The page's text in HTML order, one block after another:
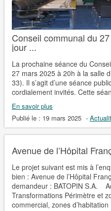
Conseil communal du
jour ...
La prochaine séance du
27 mars 2025 à 20h à la salle
33). Il s’agit d’une séance
cordialement invités. Cette
En savoir plus
Publié le : 19 mars 2025 -
Avenue de l’Hôpital
Le projet suivant est mis à
bien : Avenue de l’Hôpital
demandeur : BATOPIN S.A.
Transformations Périmètre et
commercial, zones